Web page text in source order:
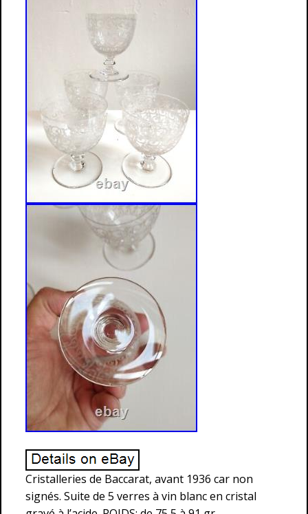
Cristalleries de Baccarat, avant 1936 car non
signés. Suite de 5 verres à vin blanc en cristal